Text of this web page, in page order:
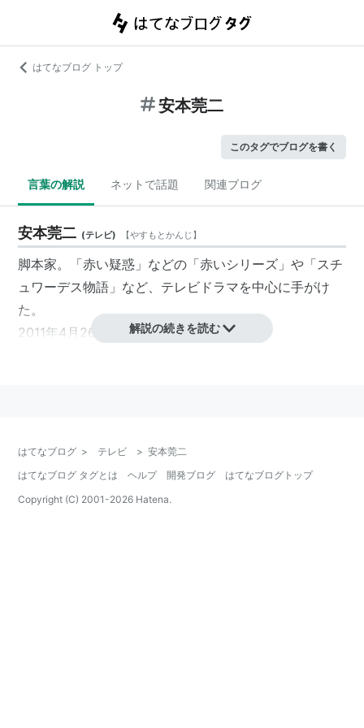
はてなブログ トップ
安本莞二
このタグでブログを書く
言葉の解説 ネットで話題 関連ブログ
安本莞二 (テレビ) 【やすもとかんじ 】
脚本家。「赤い疑惑」などの「赤いシリーズ」や「スチ
ュワーデス物語」など、テレビドラマを中心に手がけ
た。
2011年4月26日に死去。
おさな妻 (1970)
裸でだっこ (1970)
タリラリラン高校生 (1971)
解説の続きを読む
はてなブログ > テレビ > 安本莞二
はてなブログ タグとは
ヘルプ 開発ブログ
はてなブログトップ
Copyright (C) 2001-2026 Hatena.